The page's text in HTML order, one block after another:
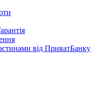
від ПриватБанку